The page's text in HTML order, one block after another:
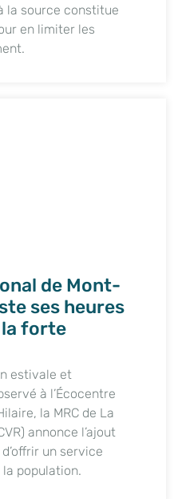
la source constitue
en limiter les
de Mont-
ses heures
forte
estivale et
à l’Écocentre
la MRC de La
annonce l’ajout
un service
population.